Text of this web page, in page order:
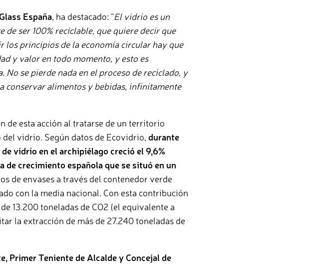
España, ha destacado: “El vidrio es un
ser 100% reciclable, que quiere decir que
los principios de la economía circular hay que
y valor en todo momento, y esto es
se pierde nada en el proceso de reciclado, y
conservar alimentos y bebidas, infinitamente
de esta acción al tratarse de un territorio
vidrio. Según datos de Ecovidrio, durante
vidrio en el archipiélago creció el 9,6%
de crecimiento española que se situó en un
de envases a través del contenedor verde
con la media nacional. Con esta contribución
13.200 toneladas de CO2 (el equivalente a
la extracción de más de 27.240 toneladas de
Primer Teniente de Alcalde y Concejal de